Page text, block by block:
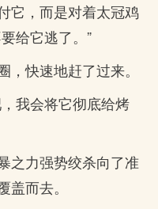
它，而是对着太冠鸡
给它逃了。”
快速地赶了过来。
我会将它彻底给烤
之力强势绞杀向了准
而去。